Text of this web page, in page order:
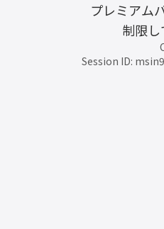
プレミアム
制限し
Session ID: